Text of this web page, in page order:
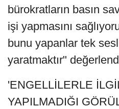
bürokratların basın
işi yapmasını
bunu yapanlar tek
yaratmaktır"
'ENGELLİLERLE
YAPILMADIĞI